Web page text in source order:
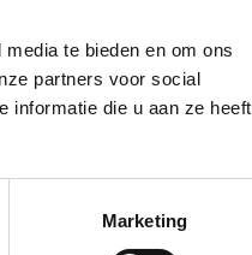
te bieden en om ons
partners voor social
informatie die u aan ze heeft
Marketing